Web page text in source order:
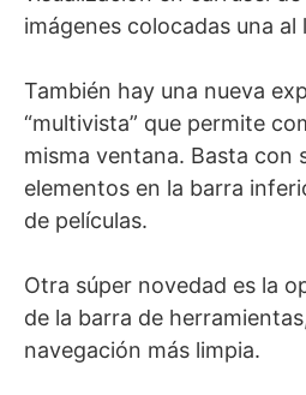
imágenes colocadas una al
También hay una nueva
“multivista” que permite
misma ventana. Basta con
elementos en la barra
de películas.
Otra súper novedad es la
de la barra de
navegación más limpia.